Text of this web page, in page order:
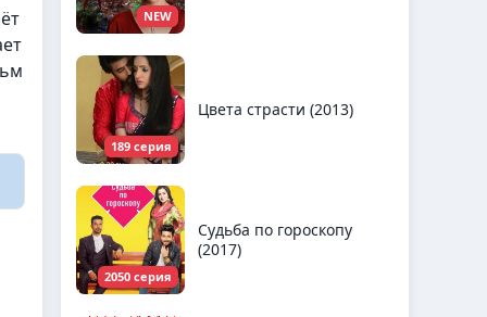
NEW
189 серия
Цвета страсти (2013)
2050 серия
Судьба по гороскопу
(2017)